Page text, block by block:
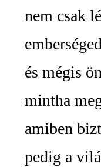
nem csak
és mégis
mintha
amiben
pedig a